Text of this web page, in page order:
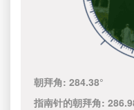
朝拜角:284.38°
指南针的朝拜角: